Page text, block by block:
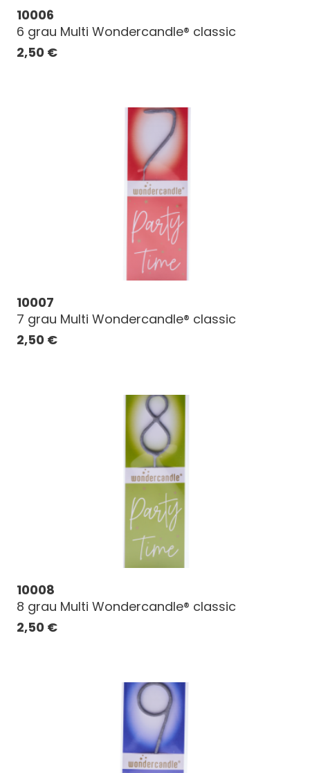
10006
6 grau Multi Wondercandle® classic
2,50 €
10007
7 grau Multi Wondercandle® classic
2,50 €
10008
8 grau Multi Wondercandle® classic
2,50 €